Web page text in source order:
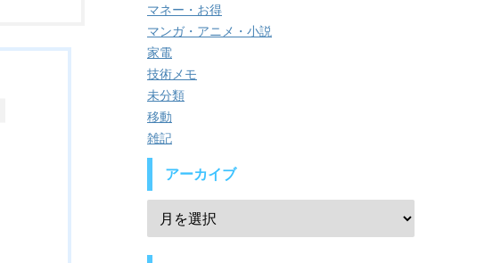
マネー・お得
マンガ・アニメ・小説
家電
技術メモ
未分類
移動
雑記
アーカイブ